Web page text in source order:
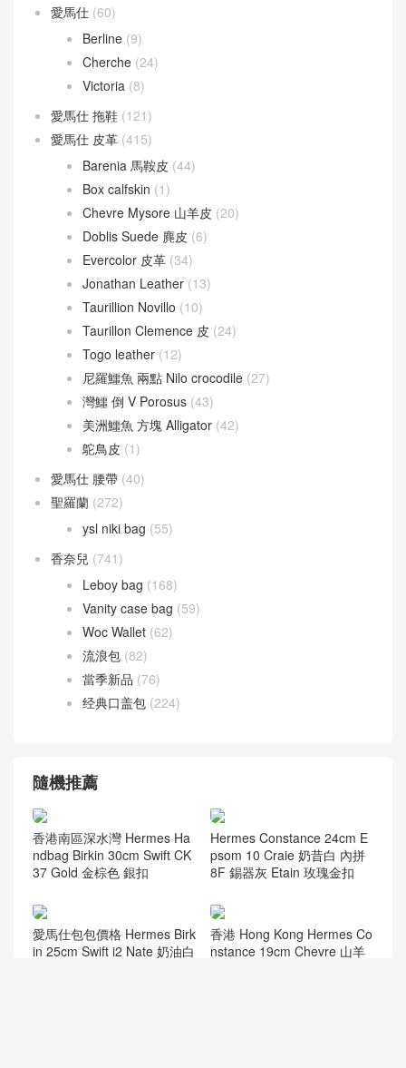
愛馬仕 (60)
Berline (9)
Cherche (24)
Victoria (8)
愛馬仕 拖鞋 (121)
愛馬仕 皮革 (415)
Barenia 馬鞍皮 (44)
Box calfskin (1)
Chevre Mysore 山羊皮 (20)
Doblis Suede 麂皮 (6)
Evercolor 皮革 (34)
Jonathan Leather (13)
Taurillion Novillo (10)
Taurillon Clemence 皮 (24)
Togo leather (12)
尼羅鱷魚 兩點 Nilo crocodile (27)
灣鱷 倒 V Porosus (43)
美洲鱷魚 方塊 Alligator (42)
鴕鳥皮 (1)
愛馬仕 腰帶 (40)
聖羅蘭 (272)
ysl niki bag (55)
香奈兒 (741)
Leboy bag (168)
Vanity case bag (59)
Woc Wallet (62)
流浪包 (82)
當季新品 (76)
经典口盖包 (224)
隨機推薦
香港南區深水灣 Hermes Ha
ndbag Birkin 30cm Swift CK
37 Gold 金棕色 銀扣
Hermes Constance 24cm E
psom 10 Craie 奶昔白 內拼
8F 錫器灰 Etain 玫瑰金扣
愛馬仕包包價格 Hermes Birk
in 25cm Swift i2 Nate 奶油白
香港 Hong Kong Hermes Co
nstance 19cm Chevre 山羊